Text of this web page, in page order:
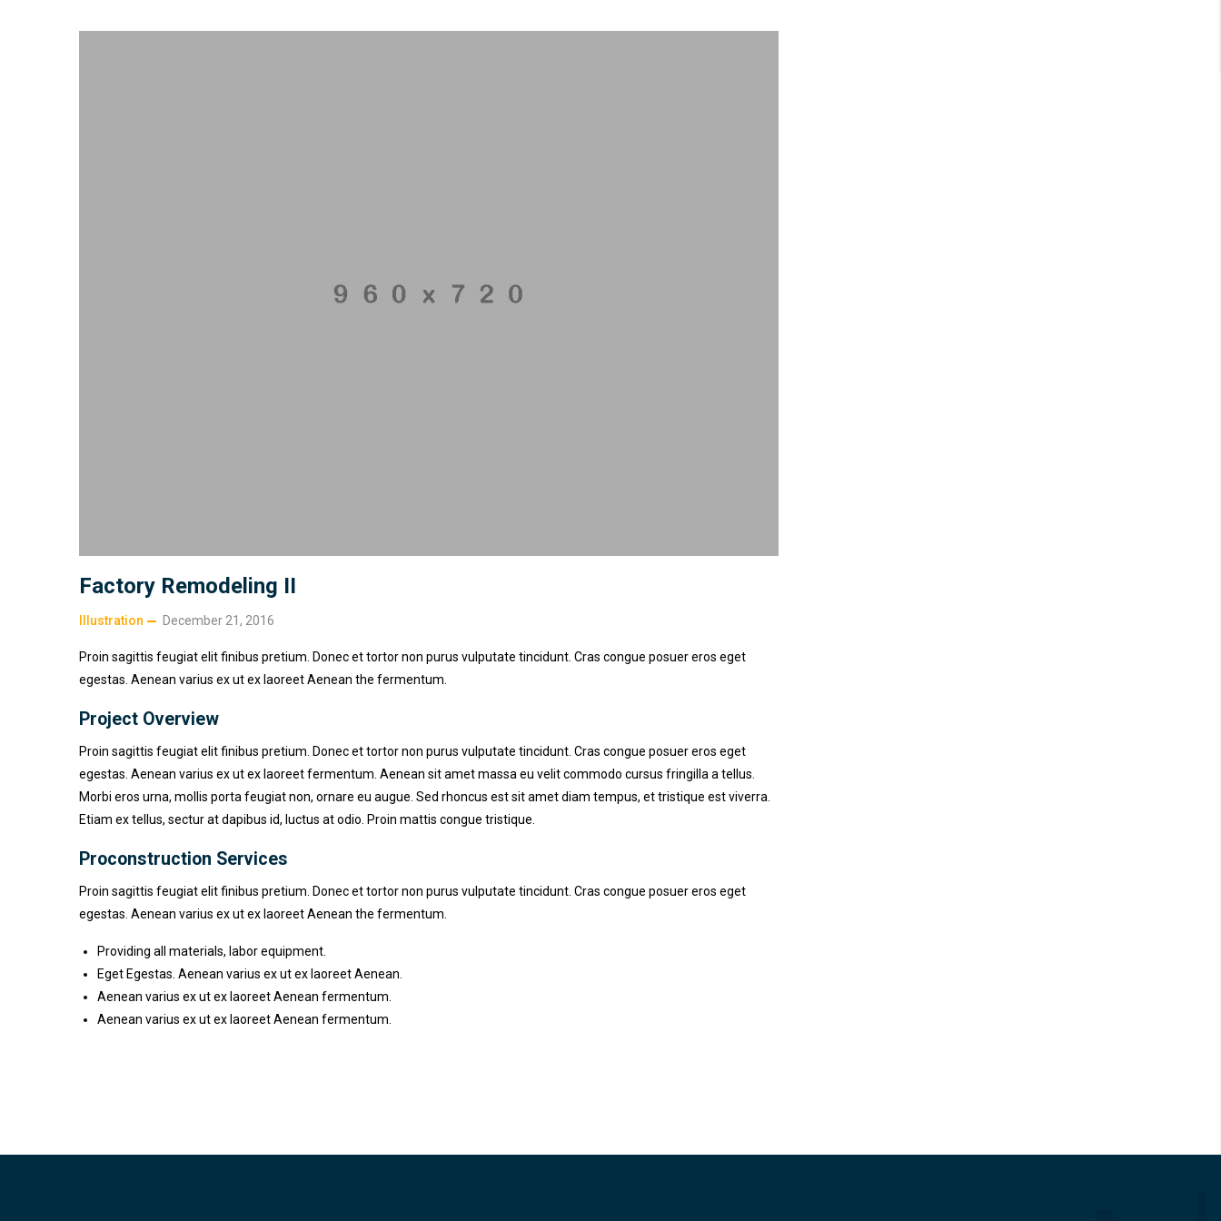
Factory Remodeling II
Illustration December 21, 2016
Proin sagittis feugiat elit finibus pretium. Donec et tortor non purus vulputate tincidunt. Cras congue posuer eros eget
egestas. Aenean varius ex ut ex laoreet Aenean the fermentum.
Project Overview
Proin sagittis feugiat elit finibus pretium. Donec et tortor non purus vulputate tincidunt. Cras congue posuer eros eget
egestas. Aenean varius ex ut ex laoreet fermentum. Aenean sit amet massa eu velit commodo cursus fringilla a tellus.
Morbi eros urna, mollis porta feugiat non, ornare eu augue. Sed rhoncus est sit amet diam tempus, et tristique est viverra.
Etiam ex tellus, sectur at dapibus id, luctus at odio. Proin mattis congue tristique.
Proconstruction Services
Proin sagittis feugiat elit finibus pretium. Donec et tortor non purus vulputate tincidunt. Cras congue posuer eros eget
egestas. Aenean varius ex ut ex laoreet Aenean the fermentum.
Providing all materials, labor equipment.
Eget Egestas. Aenean varius ex ut ex laoreet Aenean.
Aenean varius ex ut ex laoreet Aenean fermentum.
Aenean varius ex ut ex laoreet Aenean fermentum.